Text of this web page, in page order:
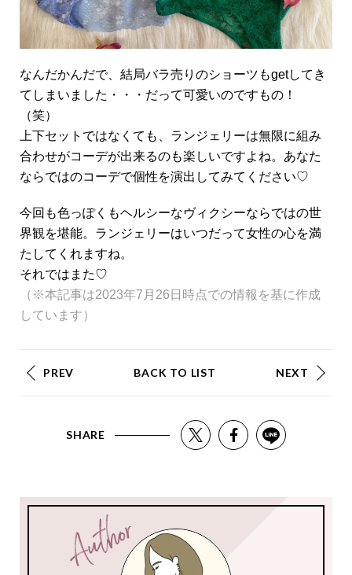
なんだかんだで、結局バラ売りのショーツもgetしてき
てしまいました・・・だって可愛いのですもの！
（笑）
上下セットではなくても、ランジェリーは無限に組み
合わせがコーデが出来るのも楽しいですよね。あなた
ならではのコーデで個性を演出してみてください♡
今回も色っぽくもヘルシーなヴィクシーならではの世
界観を堪能。ランジェリーはいつだって女性の心を満
たしてくれますね。
それではまた♡
（※本記事は2023年7月26日時点での情報を基に作成
しています）
PREV BACK TO LIST NEXT
SHARE